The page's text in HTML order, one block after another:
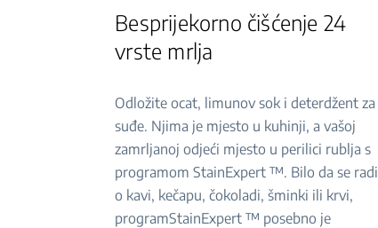
Besprijekorno čišćenje 24
vrste mrlja
Odložite ocat, limunov sok i deterdžent za
suđe. Njima je mjesto u kuhinji, a vašoj
zamrljanoj odjeći mjesto u perilici rublja s
programom StainExpert ™. Bilo da se radi
o kavi, kečapu, čokoladi, šminki ili krvi,
programStainExpert ™ posebno je